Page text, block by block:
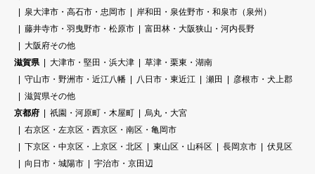
泉大津市・高石市・忠岡市
岸和田・泉佐野市・和泉市（泉州）
藤井寺市・羽曳野市・松原市
富田林・大阪狭山・河内長野
大阪府その他
滋賀県
大津市・堅田・浜大津
草津・栗東・湖南
守山市・野洲市・近江八幡
八日市・東近江 瀬田
彦根市・犬上郡
滋賀県その他
京都府
祇園・河原町・木屋町
烏丸・大宮
右京区・左京区・西京区・南区・亀岡市
下京区・中京区・上京区・北区
東山区・山科区 長岡京市
伏見区
向日市・城陽市
宇治市・京田辺